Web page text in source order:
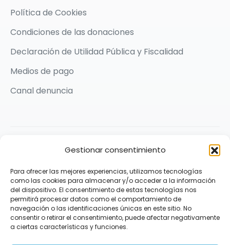
Gestionar consentimiento
Para ofrecer las mejores experiencias, utilizamos tecnologías
como las cookies para almacenar y/o acceder a la información
del dispositivo. El consentimiento de estas tecnologías nos
permitirá procesar datos como el comportamiento de
navegación o las identificaciones únicas en este sitio. No
consentir o retirar el consentimiento, puede afectar negativamente
a ciertas características y funciones.
Política de Cookies
Condiciones de las donaciones
Declaración de Utilidad Pública y Fiscalidad
Medios de pago
Canal denuncia
Praxis Comunicación
Síguenos